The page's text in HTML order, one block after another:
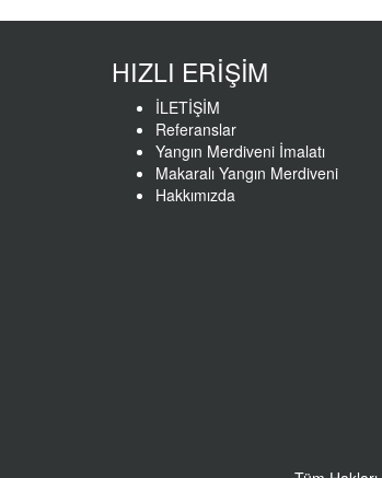
HIZLI ERİŞİM
İLETİŞİM
Referanslar
Yangın Merdiveni İmalatı
Makaralı Yangın Merdiveni
Hakkımızda